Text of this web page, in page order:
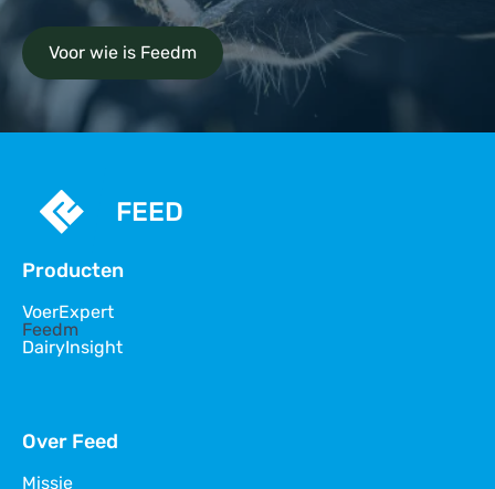
Voor wie is Feedm
FEED
Producten
VoerExpert
Feedm
DairyInsight
Over Feed
Missie